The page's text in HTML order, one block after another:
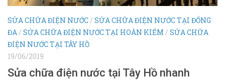
SỬA CHỮA ĐIỆN NƯỚC/ SỬA CHỮA ĐIỆN NƯỚC TẠI ĐỐNG
ĐA/ SỬA CHỮA ĐIỆN NƯỚC TẠI HOÀN KIẾM / SỬA CHỮA
ĐIỆN NƯỚC TẠI TÂY HỒ
19/06/2019
Sửa chữa điện nước tại Tây Hồ nhanh